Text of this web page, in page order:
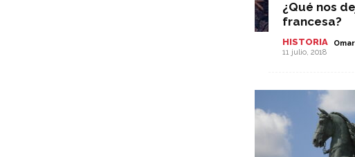
¿Qué nos
francesa?
HISTORIA
11 julio, 2018